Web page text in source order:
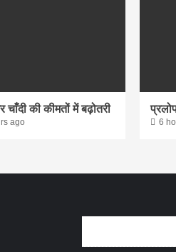
की कीमतों में बढ़ोतरी
ago 6